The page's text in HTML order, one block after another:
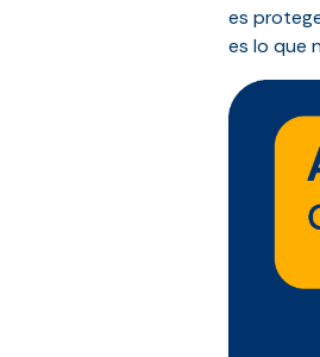
es
es lo que